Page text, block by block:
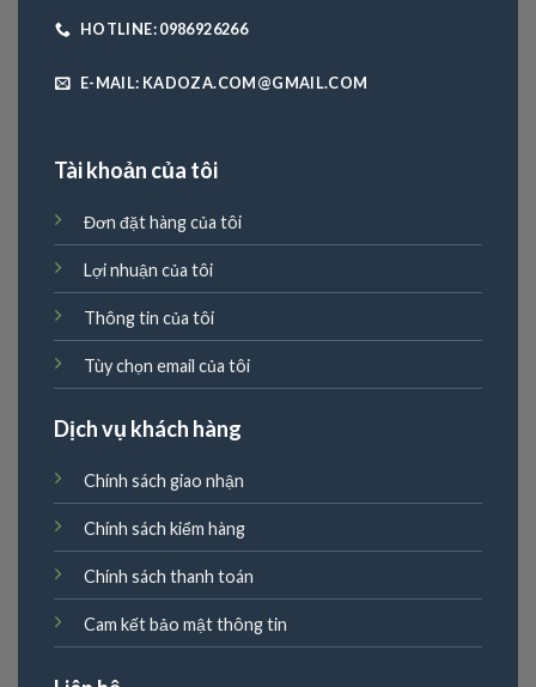
HOTLINE: 0986926266
E-MAIL: KADOZA.COM@GMAIL.COM
Tài khoản của tôi
Đơn đặt hàng của tôi
Lợi nhuận của tôi
Thông tin của tôi
Tùy chọn email của tôi
Dịch vụ khách hàng
Chính sách giao nhận
Chính sách kiểm hàng
Chính sách thanh toán
Cam kết bảo mật thông tin